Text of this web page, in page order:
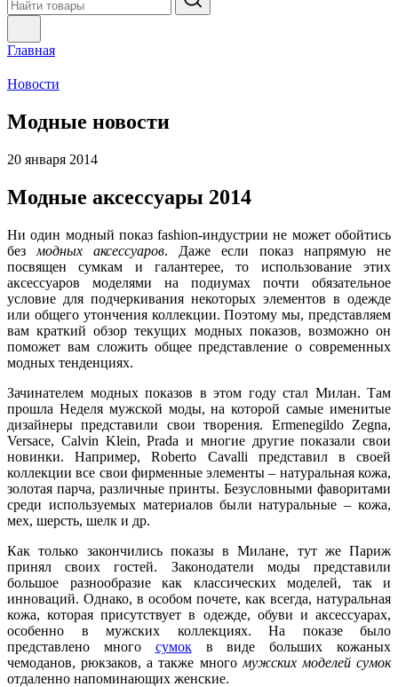
Главная
Новости
Модные новости
20 января 2014
Модные аксессуары 2014
Ни один модный показ fashion-индустрии не может обойтись
без модных аксессуаров. Даже если показ напрямую не
посвящен сумкам и галантерее, то использование этих
аксессуаров моделями на подиумах почти обязательное
условие для подчеркивания некоторых элементов в одежде
или общего утончения коллекции. Поэтому мы, представляем
вам краткий обзор текущих модных показов, возможно он
поможет вам сложить общее представление о современных
модных тенденциях.
Зачинателем модных показов в этом году стал Милан. Там
прошла Неделя мужской моды, на которой самые именитые
дизайнеры представили свои творения. Ermenegildo Zegna,
Versace, Calvin Klein, Prada и многие другие показали свои
новинки. Например, Roberto Cavalli представил в своей
коллекции все свои фирменные элементы – натуральная кожа,
золотая парча, различные принты. Безусловными фаворитами
среди используемых материалов были натуральные – кожа,
мех, шерсть, шелк и др.
Как только закончились показы в Милане, тут же Париж
принял своих гостей. Законодатели моды представили
большое разнообразие как классических моделей, так и
инноваций. Однако, в особом почете, как всегда, натуральная
кожа, которая присутствует в одежде, обуви и аксессуарах,
особенно в мужских коллекциях. На показе было
представлено много сумокв виде больших кожаных
чемоданов, рюкзаков, а также много мужских моделей сумок
отдаленно напоминающих женские.